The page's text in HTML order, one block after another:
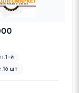
1-й
16 шт